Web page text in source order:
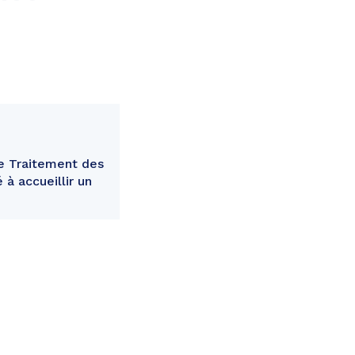
Traitement des
à accueillir un